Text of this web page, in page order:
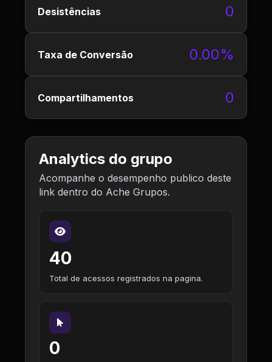
Desistências 0
Taxa de Conversão 0.00%
Compartilhamentos 0
Analytics do grupo
Acompanhe o desempenho publico deste
link dentro do Ache Grupos.
40
Total de acessos registrados na pagina.
0